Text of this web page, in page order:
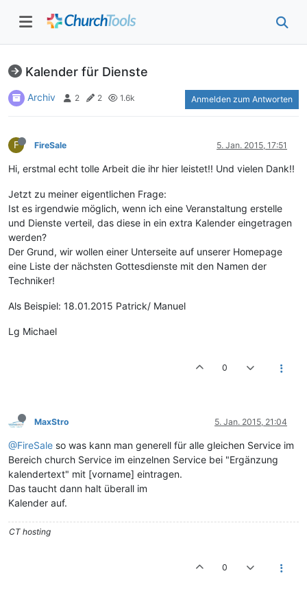
Kalender für Dienste
Archiv 2 2 1.6k Anmelden zum Antworten
F FireSale 5. Jan. 2015, 17:51
Hi, erstmal echt tolle Arbeit die ihr hier leistet!! Und vielen Dank!!
Jetzt zu meiner eigentlichen Frage:
Ist es irgendwie möglich, wenn ich eine Veranstaltung erstelle
und Dienste verteil, das diese in ein extra Kalender eingetragen
werden?
Der Grund, wir wollen einer Unterseite auf unserer Homepage
eine Liste der nächsten Gottesdienste mit den Namen der
Techniker!
Als Beispiel: 18.01.2015 Patrick/ Manuel
Lg Michael
0
MaxStro 5. Jan. 2015, 21:04
@FireSale so was kann man generell für alle gleichen Service im
Bereich church Service im einzelnen Service bei "Ergänzung
kalendertext" mit [vorname] eintragen.
Das taucht dann halt überall im
Kalender auf.
CT hosting
0